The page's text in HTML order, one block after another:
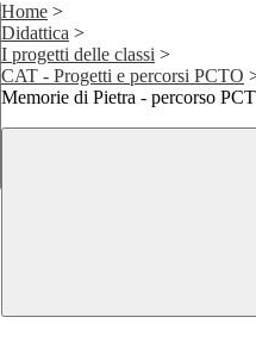
Home >
Didattica >
I progetti delle classi >
CAT - Progetti e percorsi PCTO
Memorie di Pietra - percorso